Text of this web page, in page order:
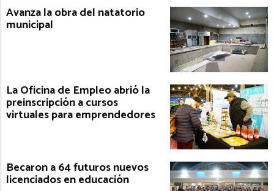
Avanza la obra del natatorio
municipal
La Oficina de Empleo abrió la
preinscripción a cursos
virtuales para emprendedores
Becaron a 64 futuros nuevos
licenciados en educación